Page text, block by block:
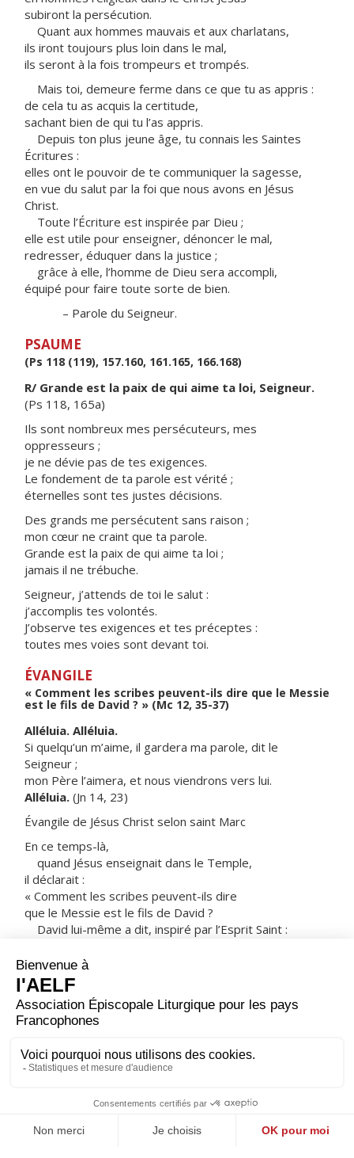
subiront la persécution.
Quant aux hommes mauvais et aux charlatans,
ils iront toujours plus loin dans le mal,
ils seront à la fois trompeurs et trompés.
Mais toi, demeure ferme dans ce que tu as appris :
de cela tu as acquis la certitude,
sachant bien de qui tu l’as appris.
Depuis ton plus jeune âge, tu connais les Saintes
Écritures :
elles ont le pouvoir de te communiquer la sagesse,
en vue du salut par la foi que nous avons en Jésus
Christ.
Toute l’Écriture est inspirée par Dieu ;
elle est utile pour enseigner, dénoncer le mal,
redresser, éduquer dans la justice ;
grâce à elle, l’homme de Dieu sera accompli,
équipé pour faire toute sorte de bien.
– Parole du Seigneur.
PSAUME
(Ps 118 (119), 157.160, 161.165, 166.168)
R/ Grande est la paix de qui aime ta loi, Seigneur.
(Ps 118, 165a)
Ils sont nombreux mes persécuteurs, mes
oppresseurs ;
je ne dévie pas de tes exigences.
Le fondement de ta parole est vérité ;
éternelles sont tes justes décisions.
Des grands me persécutent sans raison ;
mon cœur ne craint que ta parole.
Grande est la paix de qui aime ta loi ;
jamais il ne trébuche.
Seigneur, j’attends de toi le salut :
j’accomplis tes volontés.
J’observe tes exigences et tes préceptes :
toutes mes voies sont devant toi.
ÉVANGILE
« Comment les scribes peuvent-ils dire que le Messie
est le fils de David ? » (Mc 12, 35-37)
Alléluia. Alléluia.
Si quelqu’un m’aime, il gardera ma parole, dit le
Seigneur ;
mon Père l’aimera, et nous viendrons vers lui.
Alléluia. (Jn 14, 23)
Évangile de Jésus Christ selon saint Marc
En ce temps-là,
quand Jésus enseignait dans le Temple,
il déclarait :
« Comment les scribes peuvent-ils dire
que le Messie est le fils de David ?
David lui-même a dit, inspiré par l’Esprit Saint :
“Siège à ma droite
jusqu’à ce que j’aie placé tes ennemis
sous tes pieds !”
David lui-même le nomme Seigneur.
D’où vient alors qu’il est son fils ? »
Et la foule nombreuse l’écoutait avec plaisir.
– Acclamons la Parole de Dieu.